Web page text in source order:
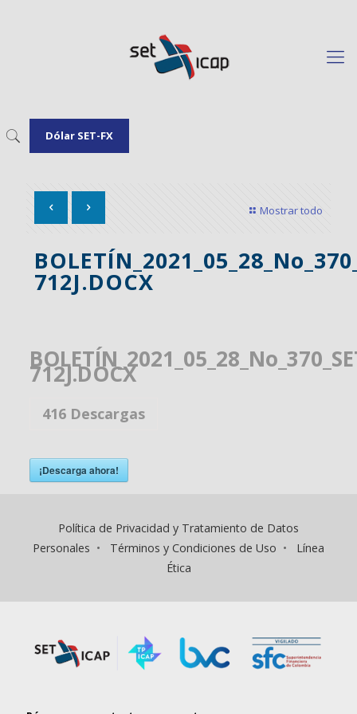
Dólar SET-FX
Mostrar todo
712J.DOCX
712J.DOCX
416Descargas
¡Descarga ahora!
Política de Privacidad y Tratamiento de Datos
Personales • Términos y Condiciones de Uso • Línea
Ética